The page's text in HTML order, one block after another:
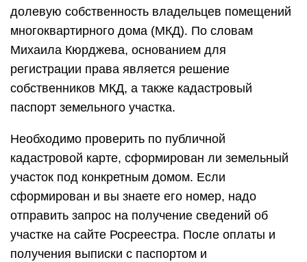
долевую собственность владельцев помещений
многоквартирного дома (МКД). По словам
Михаила Кюрджева, основанием для
регистрации права является решение
собственников МКД, а также кадастровый
паспорт земельного участка.
Необходимо проверить по публичной
кадастровой карте, сформирован ли земельный
участок под конкретным домом. Если
сформирован и вы знаете его номер, надо
отправить запрос на получение сведений об
участке на сайте Росреестра. После оплаты и
получения выписки с паспортом и